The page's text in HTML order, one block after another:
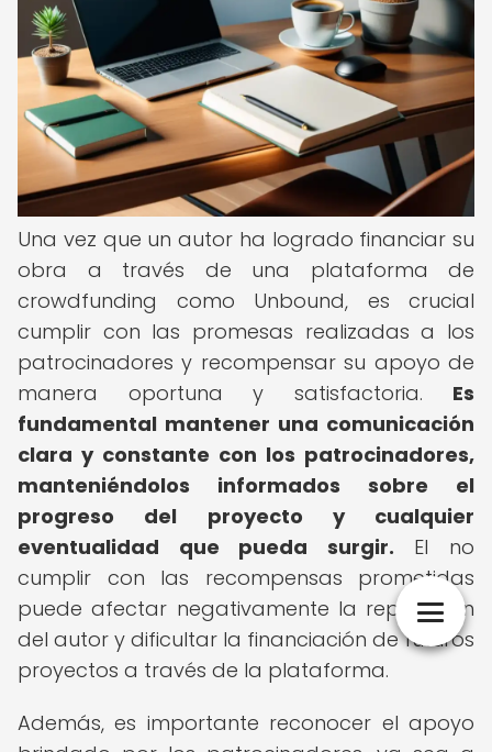
Una vez que un autor ha logrado financiar su
obra a través de una plataforma de
crowdfunding como Unbound, es crucial
cumplir con las promesas realizadas a los
patrocinadores y recompensar su apoyo de
manera oportuna y satisfactoria. Es
fundamental mantener una comunicación
clara y constante con los patrocinadores,
manteniéndolos informados sobre el
progreso del proyecto y cualquier
eventualidad que pueda surgir. El no
cumplir con las recompensas prometidas
puede afectar negativamente la reputación
del autor y dificultar la financiación de futuros
proyectos a través de la plataforma.
Además, es importante reconocer el apoyo